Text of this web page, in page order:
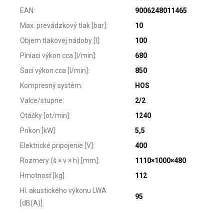
EAN:
9006248011465
Max. prevádzkový tlak [bar] :
10
Objem tlakovej nádoby [l] :
100
Plniaci výkon cca [l/min] :
680
Sací výkon cca [l/min] :
850
Kompresný systém:
HOS
Valce/stupne:
2/2
Otáčky [ot/min] :
1240
Príkon [kW] :
5,5
Elektrické pripojenie [V] :
400
Rozmery (š × v × h) [mm] :
1110×1000×480
Hmotnosť [kg] :
112
Hl. akustického výkonu LWA
[dB(A)] :
95